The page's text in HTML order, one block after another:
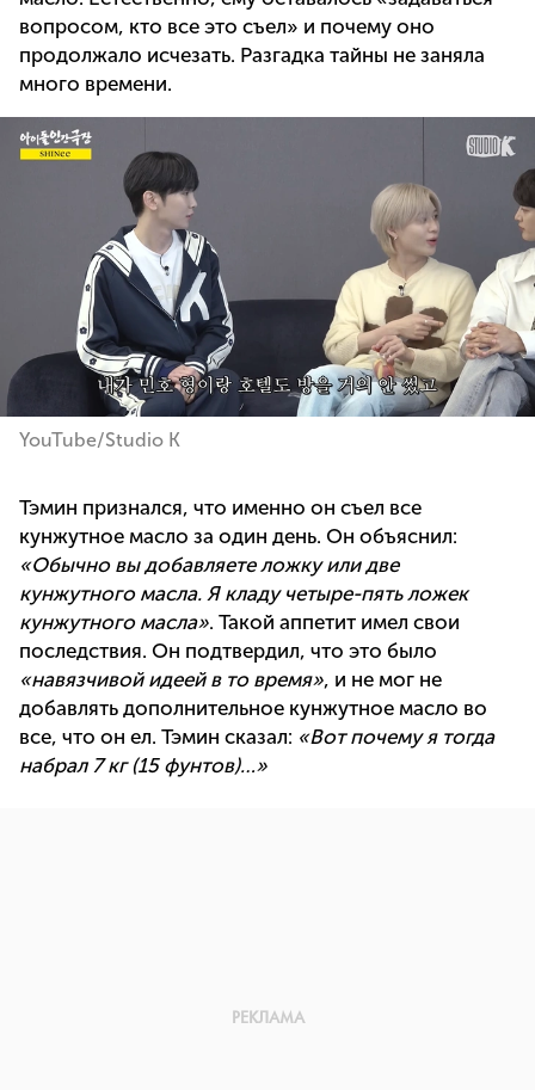
вопросом, кто все это съел» и почему оно
продолжало исчезать. Разгадка тайны не заняла
много времени.
YouTube/Studio K
Тэмин признался, что именно он съел все
кунжутное масло за один день. Он объяснил:
«Обычно вы добавляете ложку или две
кунжутного масла. Я кладу четыре-пять ложек
кунжутного масла». Такой аппетит имел свои
последствия. Он подтвердил, что это было
«навязчивой идеей в то время», и не мог не
добавлять дополнительное кунжутное масло во
все, что он ел. Тэмин сказал: «Вот почему я тогда
набрал 7 кг (15 фунтов)…»